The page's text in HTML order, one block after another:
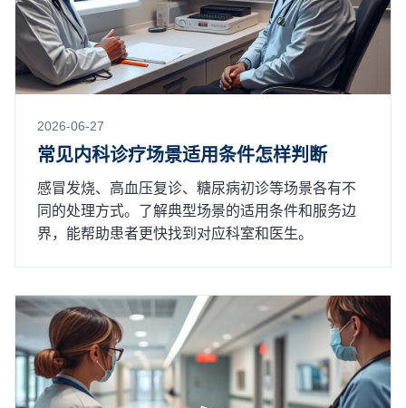
2026-06-27
常见内科诊疗场景适用条件怎样判断
感冒发烧、高血压复诊、糖尿病初诊等场景各有不
同的处理方式。了解典型场景的适用条件和服务边
界，能帮助患者更快找到对应科室和医生。